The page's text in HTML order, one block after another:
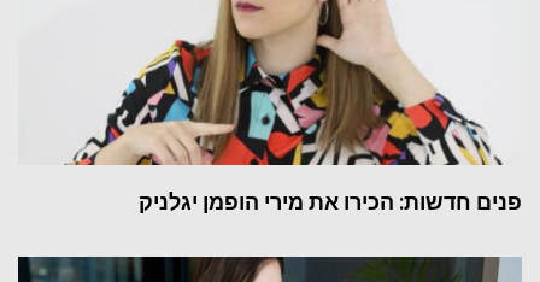
פנים חדשות: הכירו את מירי הופמן יגלניק